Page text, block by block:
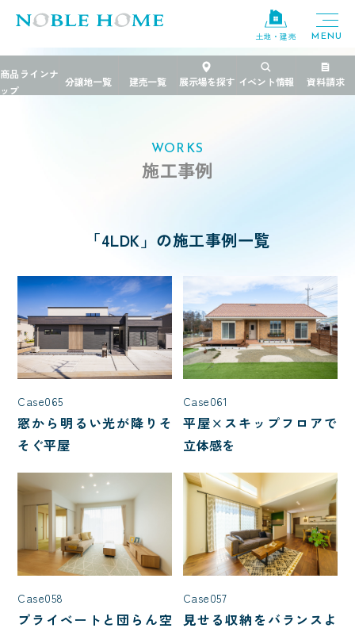
土地・建売
>施工事例 4LDK
WORKS
施工事例
「4LDK」の施工事例一覧
Case065
窓から明るい光が降りそ
そぐ平屋
Case061
平屋×スキップフロアで
立体感を
Case058
プライベートと団らん空
Case057
見せる収納をバランスよ
×
エリア
価格帯
2,000万円台
3,000万円台
1,000万円台
部屋数
5LDK 7LDK 2LDK
3LDK
4LDK
家を建てた年齢